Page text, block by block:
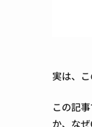
実は、
この記事
か、な